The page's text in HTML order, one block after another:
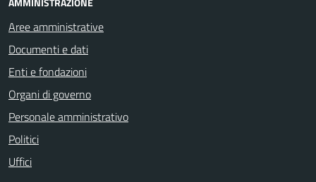
Aree amministrative
Documenti e dati
Enti e fondazioni
Organi di governo
Personale amministrativo
Politici
Uffici